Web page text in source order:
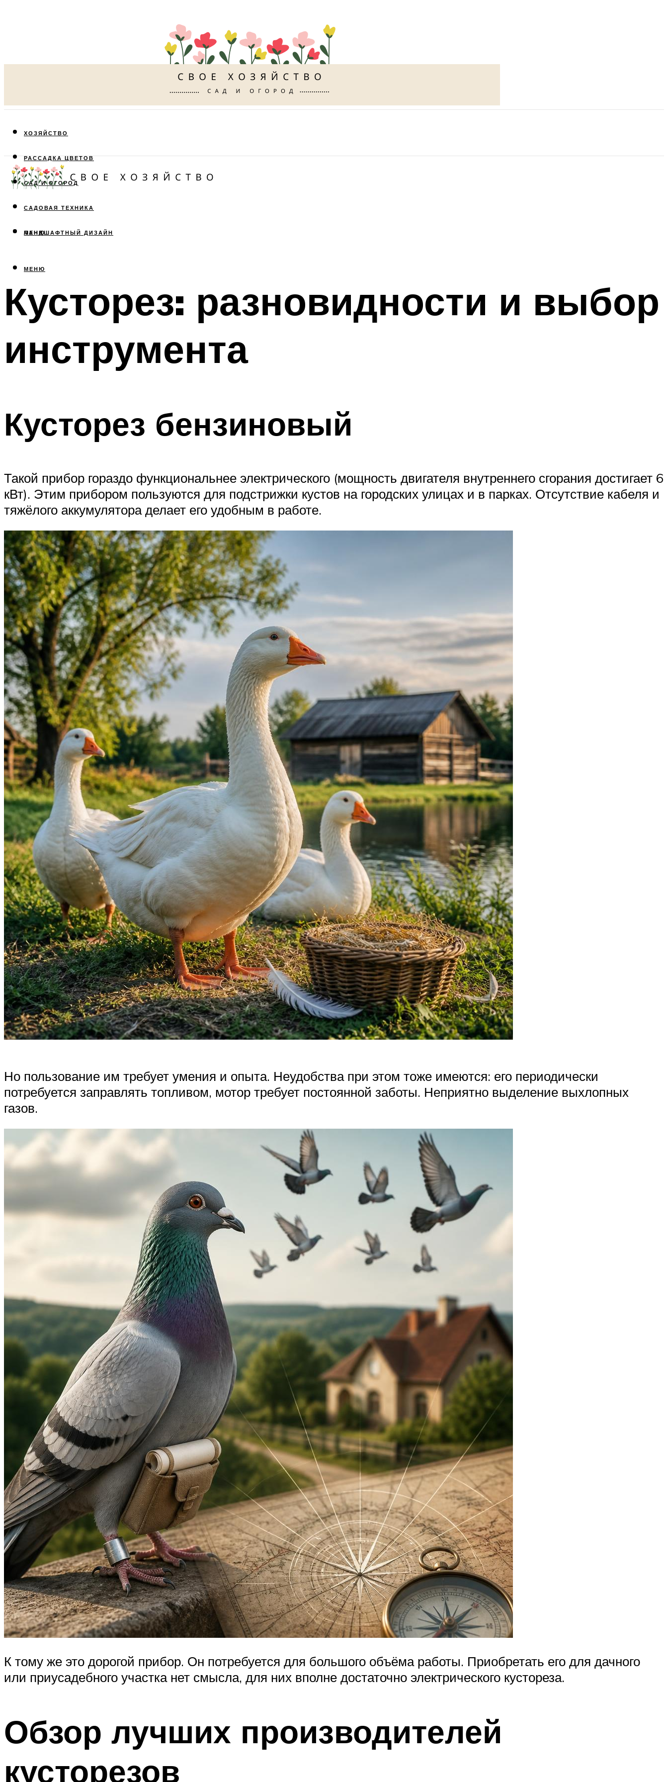
ХОЗЯЙСТВО
РАССАДКА ЦВЕТОВ
САД И ОГОРОД
САДОВАЯ ТЕХНИКА
ЛАНДШАФТНЫЙ ДИЗАЙН
МЕНЮ
МЕНЮ
Кусторез: разновидности и выбор
инструмента
Кусторез бензиновый
Такой прибор гораздо функциональнее электрического (мощность двигателя внутреннего сгорания достигает 6
кВт). Этим прибором пользуются для подстрижки кустов на городских улицах и в парках. Отсутствие кабеля и
тяжёлого аккумулятора делает его удобным в работе.
Но пользование им требует умения и опыта. Неудобства при этом тоже имеются: его периодически
потребуется заправлять топливом, мотор требует постоянной заботы. Неприятно выделение выхлопных
газов.
К тому же это дорогой прибор. Он потребуется для большого объёма работы. Приобретать его для дачного
или приусадебного участка нет смысла, для них вполне достаточно электрического кустореза.
Обзор лучших производителей
кусторезов